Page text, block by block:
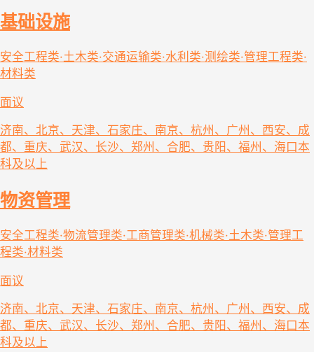
基础设施
安全工程类·土木类·交通运输类·水利类·测绘类·管理工程类·
材料类
面议
济南、北京、天津、石家庄、南京、杭州、广州、西安、成
都、重庆、武汉、长沙、郑州、合肥、贵阳、福州、海口本
科及以上
物资管理
安全工程类·物流管理类·工商管理类·机械类·土木类·管理工
程类·材料类
面议
济南、北京、天津、石家庄、南京、杭州、广州、西安、成
都、重庆、武汉、长沙、郑州、合肥、贵阳、福州、海口本
科及以上